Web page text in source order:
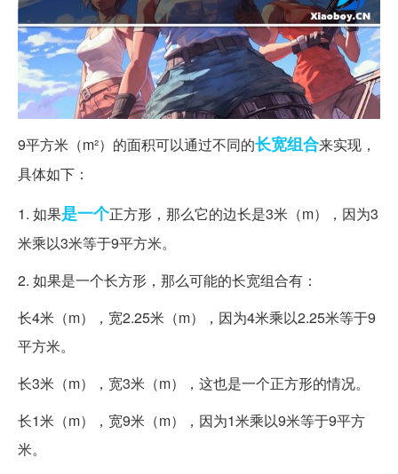
9平方米（m²）的面积可以通过不同的长宽组合来实现，
具体如下：
1. 如果是一个正方形，那么它的边长是3米（m），因为3
米乘以3米等于9平方米。
2. 如果是一个长方形，那么可能的长宽组合有：
长4米（m），宽2.25米（m），因为4米乘以2.25米等于9
平方米。
长3米（m），宽3米（m），这也是一个正方形的情况。
长1米（m），宽9米（m），因为1米乘以9米等于9平方
米。